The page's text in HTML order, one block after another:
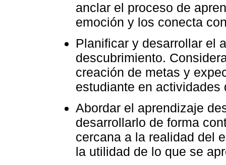
anclar el proceso de
emoción y los conecta
Planificar y desarrollar el
descubrimiento.
creación de metas y
estudiante en
Abordar el aprendizaje
desarrollarlo de forma
cercana a la realidad del
la utilidad de lo que se